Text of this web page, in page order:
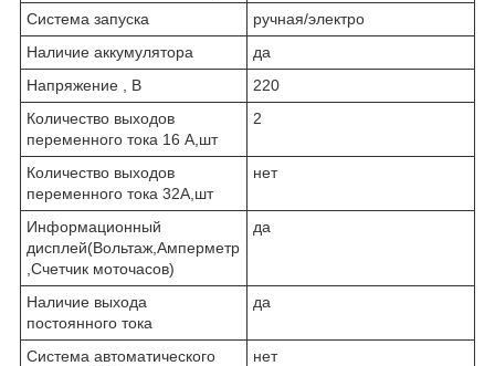
Система запуска
ручная/электро
Наличие аккумулятора
да
Напряжение , В
220
Количество выходов
переменного тока 16 А,шт
2
Количество выходов
переменного тока 32А,шт
нет
Информационный
дисплей(Вольтаж,Амперметр
,Счетчик моточасов)
да
Наличие выхода
постоянного тока
да
Система автоматического
нет